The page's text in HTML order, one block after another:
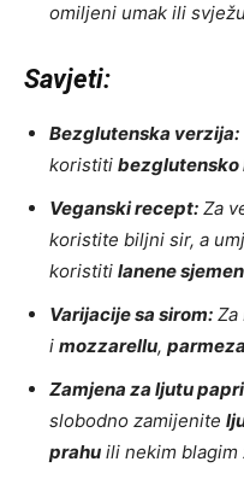
omiljeni umak ili
Savjeti:
Bezglutenska verzija:
koristiti bezglutensko
Veganski recept: Za
koristite biljni sir, a
koristiti lanene
Varijacije sa sirom:
i mozzarellu,
Zamjena za ljutu
slobodno zamijenite
prahu ili nekim blagim